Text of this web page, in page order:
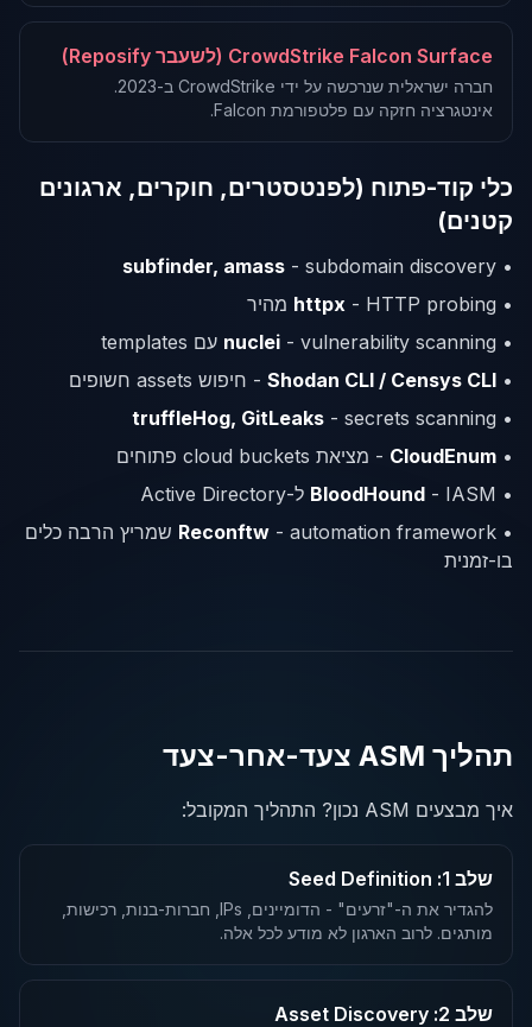
CrowdStrike Falcon Surface (לשעבר Reposify)
חברה ישראלית שנרכשה על ידי CrowdStrike ב-2023.
אינטגרציה חזקה עם פלטפורמת Falcon.
כלי קוד-פתוח (לפנטסטרים, חוקרים, ארגונים
קטנים)
•
subfinder, amass - subdomain discovery
•
httpx - HTTP probing מהיר
•
nuclei - vulnerability scanning עם templates
•
Shodan CLI / Censys CLI - חיפוש assets חשופים
•
truffleHog, GitLeaks - secrets scanning
•
CloudEnum - מציאת cloud buckets פתוחים
•
BloodHound - IASM ל-Active Directory
•
Reconftw - automation framework שמריץ הרבה כלים
בו-זמנית
תהליך ASM צעד-אחר-צעד
איך מבצעים ASM נכון? התהליך המקובל:
שלב 1: Seed Definition
להגדיר את ה-"זרעים" - הדומיינים, IPs, חברות-בנות, רכישות,
מותגים. לרוב הארגון לא מודע לכל אלה.
שלב 2: Asset Discovery